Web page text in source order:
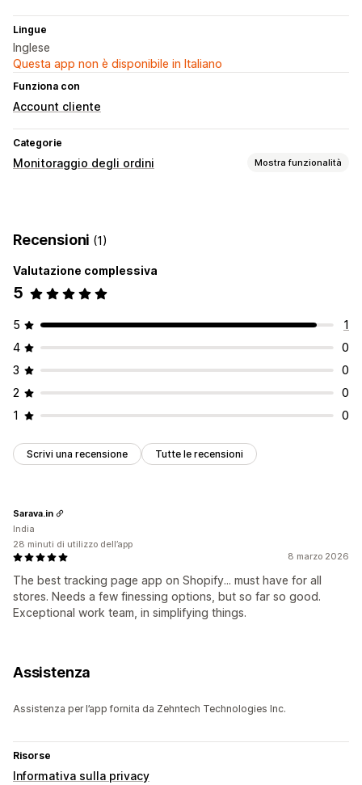
Lingue
Inglese
Questa app non è disponibile in Italiano
Funziona con
Account cliente
Categorie
Monitoraggio degli ordini Mostra funzionalità
Pagina di ricerca degli ordini
Dashboard
Multicorriere
Mascheramento del corriere
Recensioni (1)
Valutazione complessiva
5
5
1
4
0
3
0
2
0
1
0
Scrivi una recensione Tutte le recensioni
8 marzo 2026
The best tracking page app on Shopify... must have for all
stores. Needs a few finessing options, but so far so good.
Exceptional work team, in simplifying things.
Sarava.in
India
28 minuti di utilizzo dell’app
Assistenza
Assistenza per l’app fornita da Zehntech Technologies Inc.
Risorse
Informativa sulla privacy